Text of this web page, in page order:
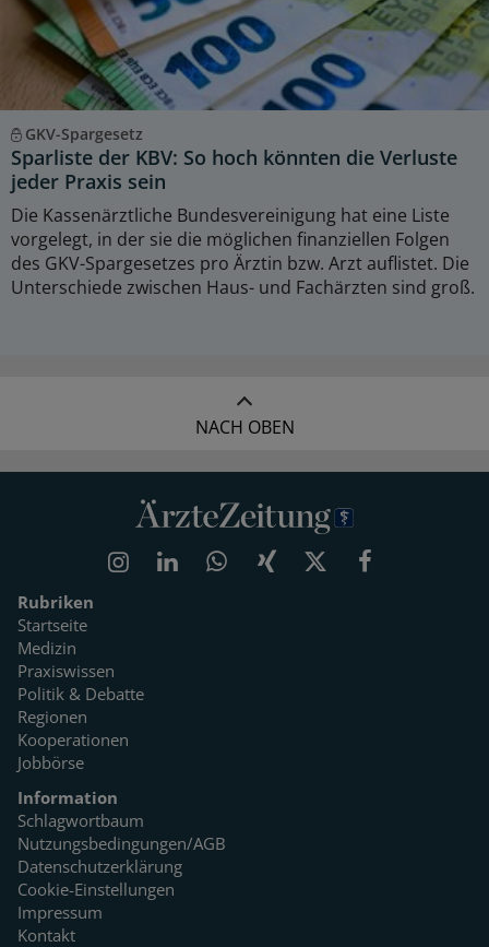
GKV-Spargesetz
Sparliste der KBV: So hoch könnten die Verluste
jeder Praxis sein
Die Kassenärztliche Bundesvereinigung hat eine Liste
vorgelegt, in der sie die möglichen finanziellen Folgen
des GKV-Spargesetzes pro Ärztin bzw. Arzt auflistet. Die
Unterschiede zwischen Haus- und Fachärzten sind groß.
NACH OBEN
Rubriken
Startseite
Medizin
Praxiswissen
Politik & Debatte
Regionen
Kooperationen
Jobbörse
Information
Schlagwortbaum
Nutzungsbedingungen/AGB
Datenschutzerklärung
Cookie-Einstellungen
Impressum
Kontakt